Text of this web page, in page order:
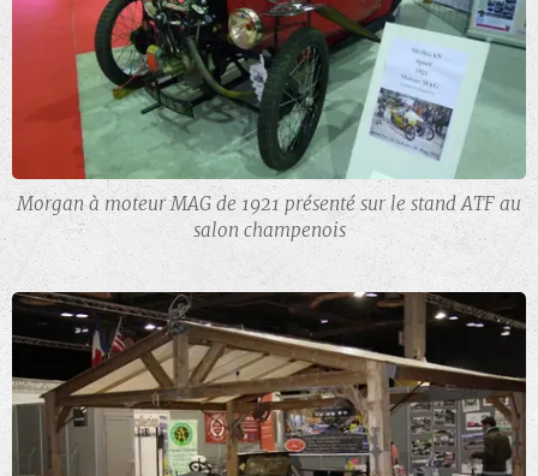
Morgan à moteur MAG de 1921 présenté sur le stand ATF au
salon champenois